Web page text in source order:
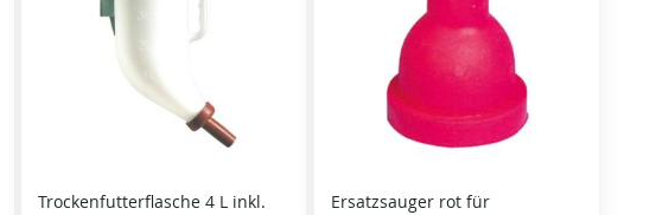
Trockenfutterflasche 4 L inkl.
Ersatzsauger rot für